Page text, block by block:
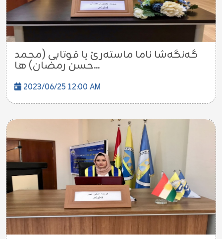
گەنگەشا ناما ماستەرێ یا قوتابی (محمد
حسن رمضان) ها...
2023/06/25 12:00 AM